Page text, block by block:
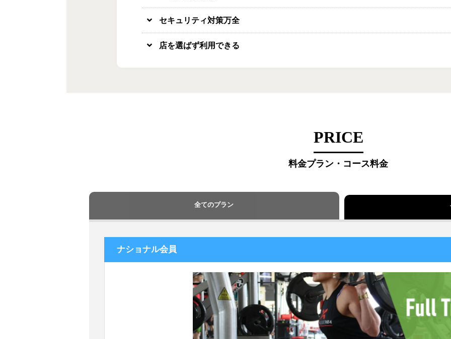
セキュリティ対策万全
店を選ばず利用できる
PRICE
料金プラン・コース料金
全てのプラン
ナショナル会員